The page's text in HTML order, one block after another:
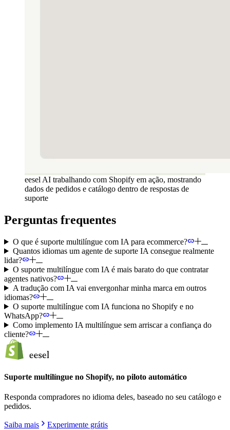
eesel AI trabalhando com Shopify em ação, mostrando
dados de pedidos e catálogo dentro de respostas de
suporte
Perguntas frequentes
O que é suporte multilíngue com IA para ecommerce?
Quantos idiomas um agente de suporte IA consegue realmente
lidar?
O suporte multilíngue com IA é mais barato do que contratar
agentes nativos?
A tradução com IA vai envergonhar minha marca em outros
idiomas?
O suporte multilíngue com IA funciona no Shopify e no
WhatsApp?
Como implemento IA multilíngue sem arriscar a confiança do
cliente?
Suporte multilíngue no Shopify, no piloto automático
Responda compradores no idioma deles, baseado no seu catálogo e
pedidos.
Saiba mais
Experimente grátis